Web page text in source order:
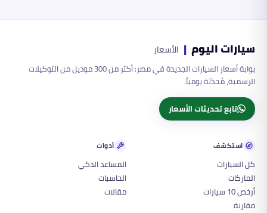
سيارات اليوم | الأسعار
بوابة أسعار السيارات الجديدة في مصر: أكثر من 300 موديل من التوكيلات
الرسمية، مُحدّثة يومياً.
تابع تحديثات الأسعار
استكشف
كل السيارات
الماركات
أرخص 10 سيارات
مقارنة
أدوات
المساعد الذكي
الحاسبات
مقالات